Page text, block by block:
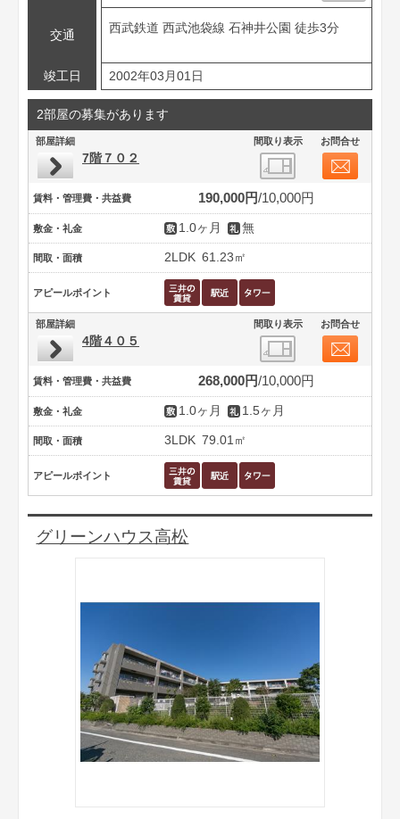
交通
西武鉄道 西武池袋線 石神井公園 徒歩3分
竣工日 2002年03月01日
2部屋の募集があります
部屋詳細 間取り表示 お問合せ
7階７０２
賃料・管理費・共益費 190,000円 10,000円
敷金・礼金 1.0ヶ月 無
間取・面積 2LDK 61.23㎡
アピールポイント
部屋詳細 間取り表示 お問合せ
4階４０５
賃料・管理費・共益費 268,000円 10,000円
敷金・礼金 1.0ヶ月 1.5ヶ月
間取・面積 3LDK 79.01㎡
アピールポイント
グリーンハウス高松